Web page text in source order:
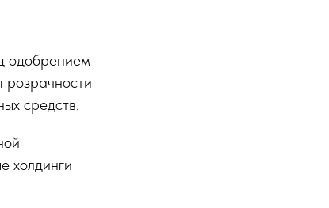
одобрением
средств.
холдинги